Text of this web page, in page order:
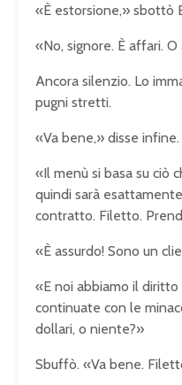
«È estorsione,» sbottò
«No, signore. È affari.
Ancora silenzio. Lo
pugni stretti.
«Va bene,» disse
«Il menù si basa su ciò
quindi sarà
contratto. Filetto.
«È assurdo! Sono un
«E noi abbiamo il
continuate con le
dollari, o niente?»
Sbuffò. «Va bene.